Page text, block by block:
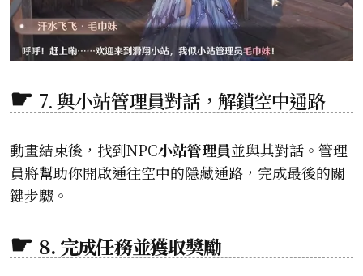
7. 與小站管理員對話，解鎖空中通路
動畫結束後，找到NPC小站管理員並與其對話。管理
員將幫助你開啟通往空中的隱藏通路，完成最後的關
鍵步驟。
8. 完成任務並獲取獎勵